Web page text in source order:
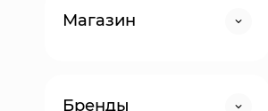
Магазин
Бренды